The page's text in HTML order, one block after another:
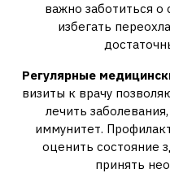
важно заботиться
избегать
Регулярные
визиты к врачу
лечить
иммунитет.
оценить состояние
принять